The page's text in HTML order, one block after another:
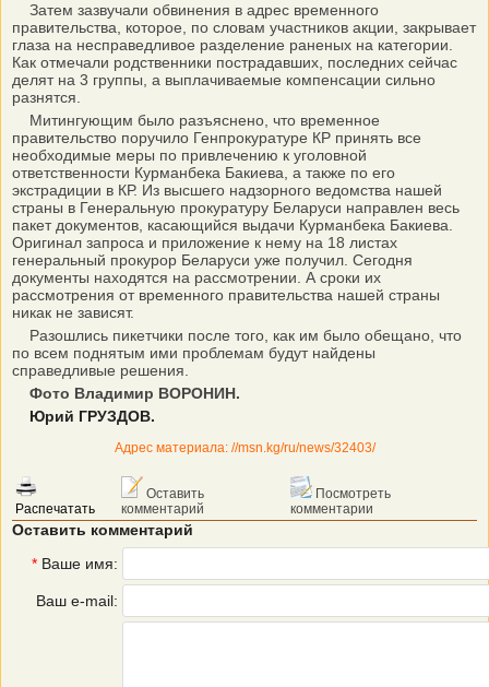
Затем зазвучали обвинения в адрес временного
правительства, которое, по словам участников акции, закрывает
глаза на несправедливое разделение раненых на категории.
Как отмечали родственники пострадавших, последних сейчас
делят на 3 группы, а выплачиваемые компенсации сильно
разнятся.
Митингующим было разъяснено, что временное
правительство поручило Генпрокуратуре КР принять все
необходимые меры по привлечению к уголовной
ответственности Курманбека Бакиева, а также по его
экстрадиции в КР. Из высшего надзорного ведомства нашей
страны в Генеральную прокуратуру Беларуси направлен весь
пакет документов, касающийся выдачи Курманбека Бакиева.
Оригинал запроса и приложение к нему на 18 листах
генеральный прокурор Беларуси уже получил. Сегодня
документы находятся на рассмотрении. А сроки их
рассмотрения от временного правительства нашей страны
никак не зависят.
Разошлись пикетчики после того, как им было обещано, что
по всем поднятым ими проблемам будут найдены
справедливые решения.
Фото Владимир ВОРОНИН.
Юрий ГРУЗДОВ.
Адрес материала: //msn.kg/ru/news/32403/
Распечатать
Оставить
комментарий
Посмотреть
комментарии
Оставить комментарий
* Ваше имя:
Ваш e-mail: